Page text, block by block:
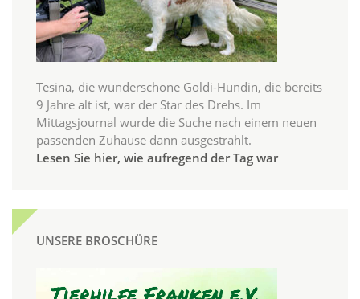
Tesina, die wunderschöne Goldi-Hündin, die bereits
9 Jahre alt ist, war der Star des Drehs. Im
Mittagsjournal wurde die Suche nach einem neuen
passenden Zuhause dann ausgestrahlt.
Lesen Sie hier, wie aufregend der Tag war
UNSERE BROSCHÜRE